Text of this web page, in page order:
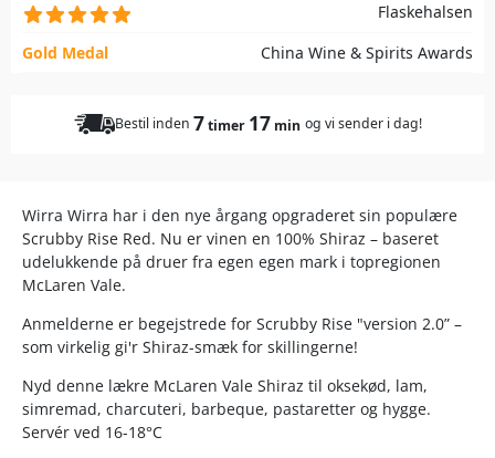
Flaskehalsen
Gold Medal
China Wine & Spirits Awards
Bestil inden 7timer 17 min og vi sender i dag!
Wirra Wirra har i den nye årgang opgraderet sin populære
Scrubby Rise Red. Nu er vinen en 100% Shiraz – baseret
udelukkende på druer fra egen egen mark i topregionen
McLaren Vale.
Anmelderne er begejstrede for Scrubby Rise "version 2.0” –
som virkelig gi'r Shiraz-smæk for skillingerne!
Nyd denne lækre McLaren Vale Shiraz til oksekød, lam,
simremad, charcuteri, barbeque, pastaretter og hygge.
Servér ved 16-18°C